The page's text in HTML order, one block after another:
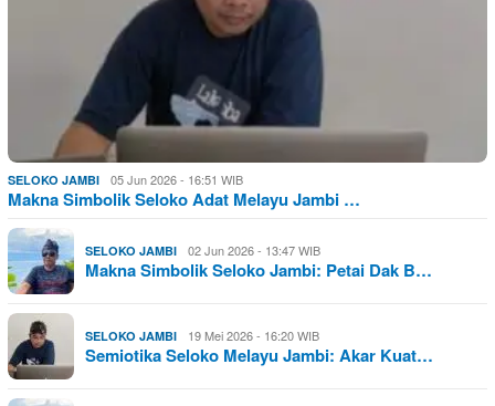
SELOKO JAMBI 05 Jun 2026 - 16:51 WIB
Makna Simbolik Seloko Adat Melayu Jambi …
SELOKO JAMBI 02 Jun 2026 - 13:47 WIB
Makna Simbolik Seloko Jambi: Petai Dak B…
SELOKO JAMBI 19 Mei 2026 - 16:20 WIB
Semiotika Seloko Melayu Jambi: Akar Kuat…